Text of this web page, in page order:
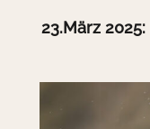
23.März 2025: